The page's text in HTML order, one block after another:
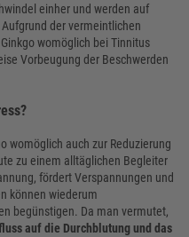
einher und werden auf
der vermeintlichen
womöglich bei Tinnitus
Vorbeugung der Beschwerden
womöglich auch zur Reduzierung
zu einem alltäglichen Begleiter
fördert Verspannungen und
können wiederum
begünstigen. Da man vermutet,
auf die Durchblutung und das